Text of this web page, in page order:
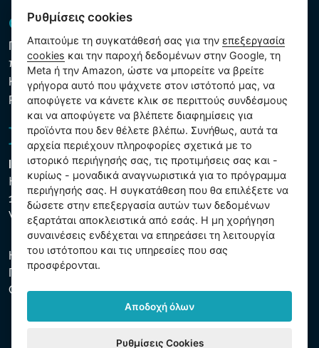
GDPR και Cookies
Πολιτική προστασίας προσωπικών και λοιπών δεδομένων
που υποβάλλονται σε επεξεργασία
Κανόνες χρήσης των αρχείων cookie
Ρυθμίσεις cookies
Intex Trading, s.r.o.
Hradecká 2526/3
130 00 Praha 3
Vinohrady - Česká republika
Η εταιρεία είναι εγγεγραμμένη στο Δημοτικό Δικαστήριο της
Πράγας, μέρος C, αύξ. αριθ. 74759. ΑΜΕ 26150808, ΑΦΜ
CZ26150808.
Ρυθμίσεις cookies
Απαιτούμε τη συγκατάθεσή σας για τηνεπεξεργασία
cookies και την παροχή δεδομένων στην Google, τη
Meta ή την Amazon, ώστε να μπορείτε να βρείτε
γρήγορα αυτό που ψάχνετε στον ιστότοπό μας, να
αποφύγετε να κάνετε κλικ σε περιττούς συνδέσμους
και να αποφύγετε να βλέπετε διαφημίσεις για
προϊόντα που δεν θέλετε βλέπω. Συνήθως, αυτά τα
αρχεία περιέχουν πληροφορίες σχετικά με το
ιστορικό περιήγησής σας, τις προτιμήσεις σας και -
κυρίως - μοναδικά αναγνωριστικά για το πρόγραμμα
περιήγησής σας. Η συγκατάθεση που θα επιλέξετε να
δώσετε στην επεξεργασία αυτών των δεδομένων
εξαρτάται αποκλειστικά από εσάς. Η μη χορήγηση
συναινέσεις ενδέχεται να επηρεάσει τη λειτουργία
του ιστότοπου και τις υπηρεσίες που σας
προσφέρονται.
Αποδοχή όλων
Ρυθμίσεις Cookies